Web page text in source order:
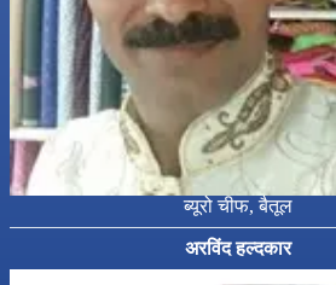
ब्यूरो चीफ, बैतूल
अरविंद हल्दकार